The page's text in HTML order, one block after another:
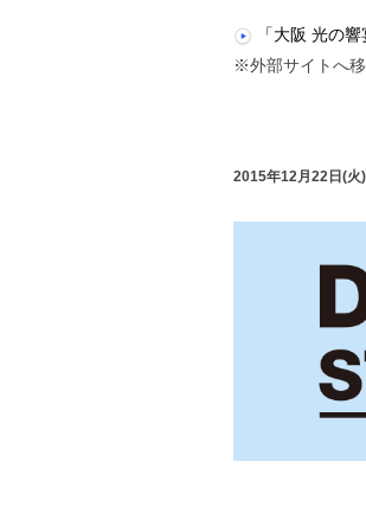
「大阪 光の
※外部サイトへ移
2015年12月22日(火)